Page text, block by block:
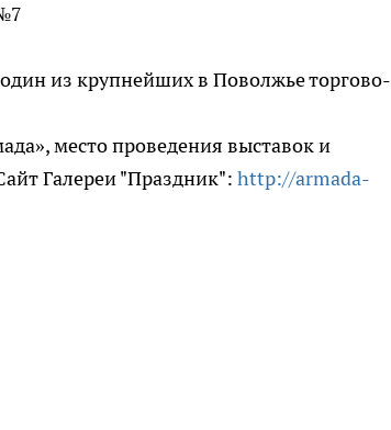
из крупнейших в Поволжье торгово-
место проведения выставок и
Галереи "Праздник": http://armada-